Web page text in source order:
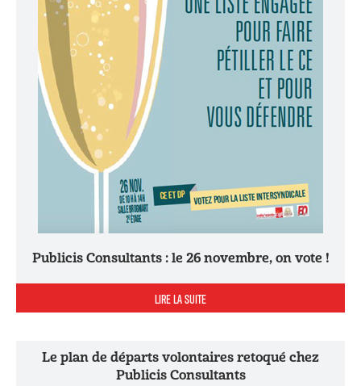
Publicis Consultants : le 26 novembre, on vote !
LIRE LA SUITE
Le plan de départs volontaires retoqué chez
Publicis Consultants